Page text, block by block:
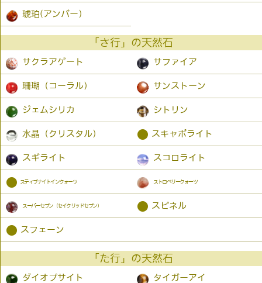
琥珀(アンバー）
「さ行」の天然石
サクラアゲート サファイア
珊瑚（コーラル） サンストーン
ジェムシリカ シトリン
水晶（クリスタル） ● スキャポライト
スギライト スコロライト
● スティブナイトインクォーツ ストロベリークォーツ
スーパーセブン（セイクリッドセブン） ● スピネル
● スフェーン
「た行」の天然石
ダイオプサイト タイガーアイ